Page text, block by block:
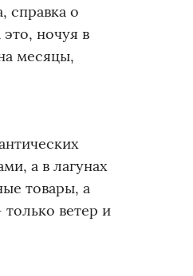
справка о
ночуя в
месяцы,
а в лагунах
товары, а
ветер и